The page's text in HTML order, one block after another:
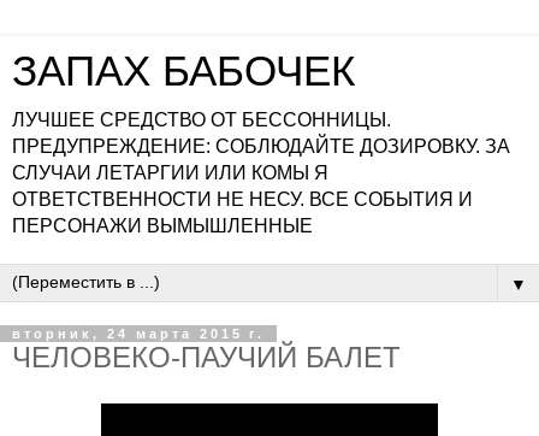
ЗАПАХ БАБОЧЕК
ЛУЧШЕЕ СРЕДСТВО ОТ БЕССОННИЦЫ.
ПРЕДУПРЕЖДЕНИЕ: СОБЛЮДАЙТЕ ДОЗИРОВКУ. ЗА
СЛУЧАИ ЛЕТАРГИИ ИЛИ КОМЫ Я
ОТВЕТСТВЕННОСТИ НЕ НЕСУ. ВСЕ СОБЫТИЯ И
ПЕРСОНАЖИ ВЫМЫШЛЕННЫЕ
▼
вторник, 24 марта 2015 г.
ЧЕЛОВЕКО-ПАУЧИЙ БАЛЕТ